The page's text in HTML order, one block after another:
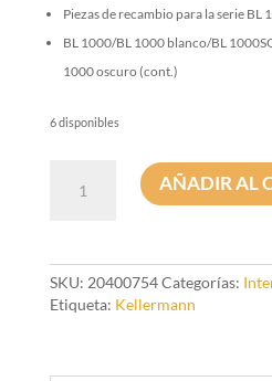
Piezas de recambio para la serie BL
BL 1000/BL 1000 blanco/BL
1000 oscuro (cont.)
6 disponibles
16mm
para
AÑADIR AL
SKU: 20400754Categorías:
Etiqueta: Kellermann